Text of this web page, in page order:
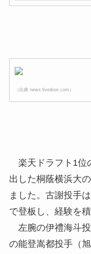
（出典 news.livedoor.com）
楽天ドラフト1位
出した桐蔭横浜大
ました。古謝投手
で登板し、経験を積
左腕の伊禮海斗
の能登嵩都投手（